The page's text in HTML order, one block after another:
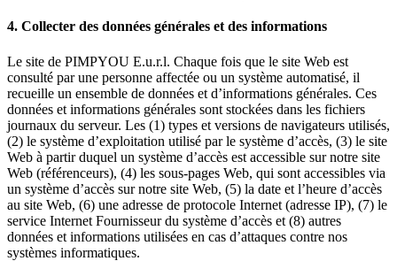
4. Collecter des données générales et des informations
Le site de PIMPYOU E.u.r.l. Chaque fois que le site Web est
consulté par une personne affectée ou un système automatisé, il
recueille un ensemble de données et d’informations générales. Ces
données et informations générales sont stockées dans les fichiers
journaux du serveur. Les (1) types et versions de navigateurs utilisés,
(2) le système d’exploitation utilisé par le système d’accès, (3) le site
Web à partir duquel un système d’accès est accessible sur notre site
Web (référenceurs), (4) les sous-pages Web, qui sont accessibles via
un système d’accès sur notre site Web, (5) la date et l’heure d’accès
au site Web, (6) une adresse de protocole Internet (adresse IP), (7) le
service Internet Fournisseur du système d’accès et (8) autres
données et informations utilisées en cas d’attaques contre nos
systèmes informatiques.